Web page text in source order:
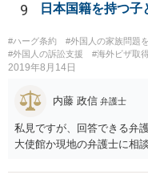
9 日本国籍を持つ子
#ハーグ条約 #外国人の家族問題
#外国人の訴訟支援
#海外ビザ取
2019年8月14日
内藤 政信 弁護士
私見ですが、回答できる弁
大使館か現地の弁護士に相